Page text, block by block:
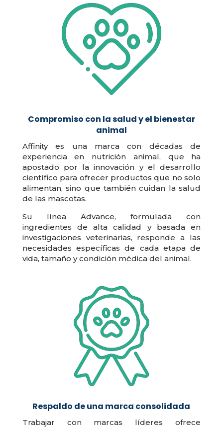
Compromiso con la salud y el bienestar
animal
Affinity es una marca con décadas de
experiencia en nutrición animal, que ha
apostado por la innovación y el desarrollo
científico para ofrecer productos que no solo
alimentan, sino que también cuidan la salud
de las mascotas.
Su línea Advance, formulada con
ingredientes de alta calidad y basada en
investigaciones veterinarias, responde a las
necesidades específicas de cada etapa de
vida, tamaño y condición médica del animal.
Respaldo de una marca consolidada
Trabajar con marcas líderes ofrece